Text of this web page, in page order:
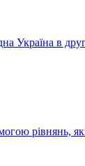
Україна в
рівнянь,